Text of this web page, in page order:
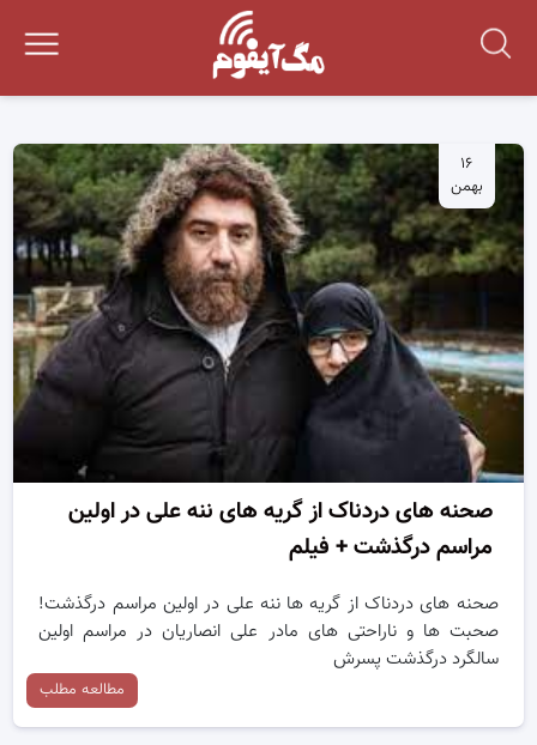
۱۶
بهمن
صحنه های دردناک از گریه های ننه علی در اولین
مراسم درگذشت + فیلم
صحنه های دردناک از گریه ها ننه علی در اولین مراسم درگذشت!
صحبت ها و ناراحتی های مادر علی انصاریان در مراسم اولین
سالگرد درگذشت پسرش
مطالعه مطلب